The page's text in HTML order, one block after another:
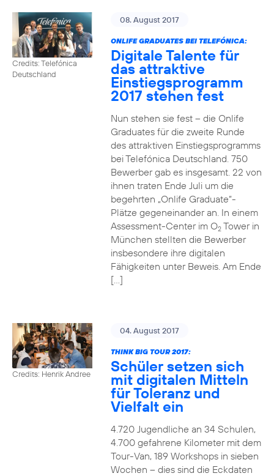
Credits: Telefónica
Deutschland
08. August 2017
ONLIFE GRADUATES BEI TELEFÓNICA:
Digitale Talente für
das attraktive
Einstiegsprogramm
2017 stehen fest
Nun stehen sie fest – die Onlife
Graduates für die zweite Runde
des attraktiven Einstiegsprogramms
bei Telefónica Deutschland. 750
Bewerber gab es insgesamt. 22 von
ihnen traten Ende Juli um die
begehrten „Onlife Graduate“-
Plätze gegeneinander an. In einem
Assessment-Center im O2Tower in
München stellten die Bewerber
insbesondere ihre digitalen
Fähigkeiten unter Beweis. Am Ende
[…]
Credits: Henrik Andree
04. August 2017
THINK BIG TOUR 2017:
Schüler setzen sich
mit digitalen Mitteln
für Toleranz und
Vielfalt ein
4.720 Jugendliche an 34 Schulen,
4.700 gefahrene Kilometer mit dem
Tour-Van, 189 Workshops in sieben
Wochen – dies sind die Eckdaten